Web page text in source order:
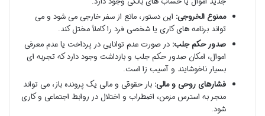
ممنوع الخروجی: این دستور، مانع از سفر خارجی می شود و می
تواند برنامه های کاری یا شخصی فرد را کاملاً مختل کند.
صدور حکم جلب: در صورت عدم توانایی در پرداخت یا عدم معرفی
اموال، امکان صدور حکم جلب و بازداشت وجود دارد که تجربه ای
بسیار ناخوشایند و آسیب زا است.
فشارهای روحی و مالی: بار حقوقی و مالی یک پرونده باز، می تواند
منجر به استرس مزمن، اضطراب و اختلال در روابط اجتماعی و کاری
شود.